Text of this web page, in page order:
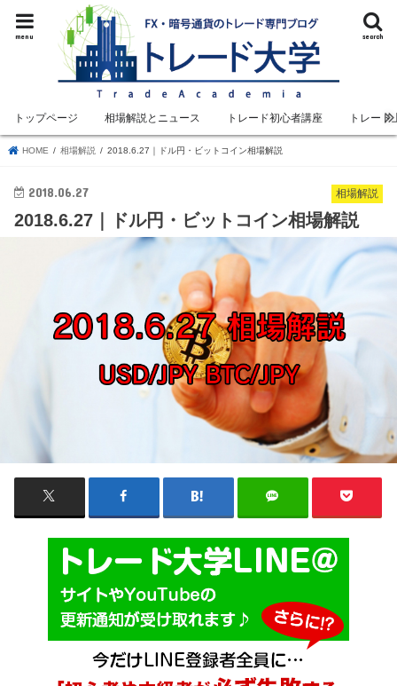
search
menu
トップページ 相場解説とニュース トレード初心者講座 トレード
HOME 相場解説 2018.6.27｜ドル円・ビットコイン相場解説
相場解説
2018.06.27
2018.6.27｜ドル円・ビットコイン相場解説